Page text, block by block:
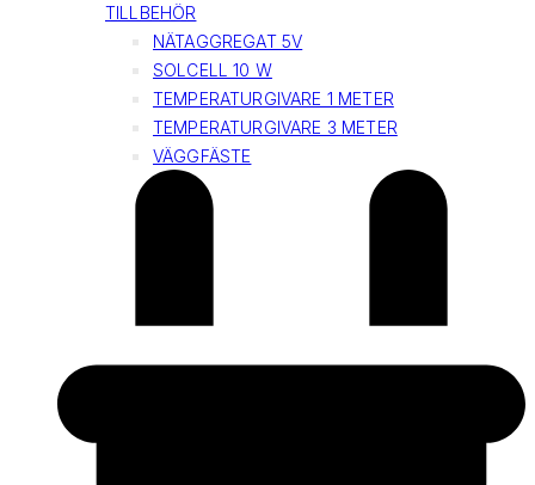
TILLBEHÖR
NÄTAGGREGAT 5V
SOLCELL 10 W
TEMPERATURGIVARE 1 METER
TEMPERATURGIVARE 3 METER
VÄGGFÄSTE